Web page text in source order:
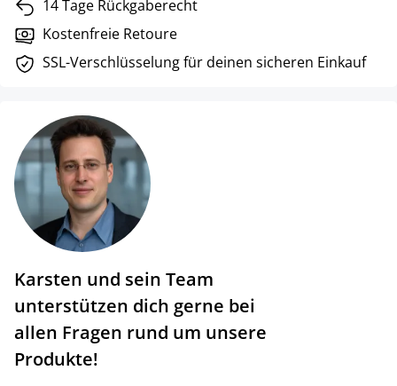
14 Tage Rückgaberecht
Kostenfreie Retoure
SSL-Verschlüsselung für deinen sicheren Einkauf
Karsten und sein Team
unterstützen dich gerne bei
allen Fragen rund um unsere
Produkte!